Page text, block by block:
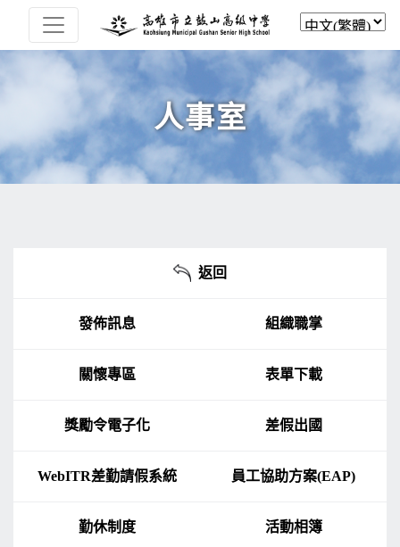
人事室
返回
發佈訊息 組織職掌
關懷專區 表單下載
獎勵令電子化 差假出國
WebITR差勤請假系統 員工協助方案(EAP)
勤休制度 活動相簿